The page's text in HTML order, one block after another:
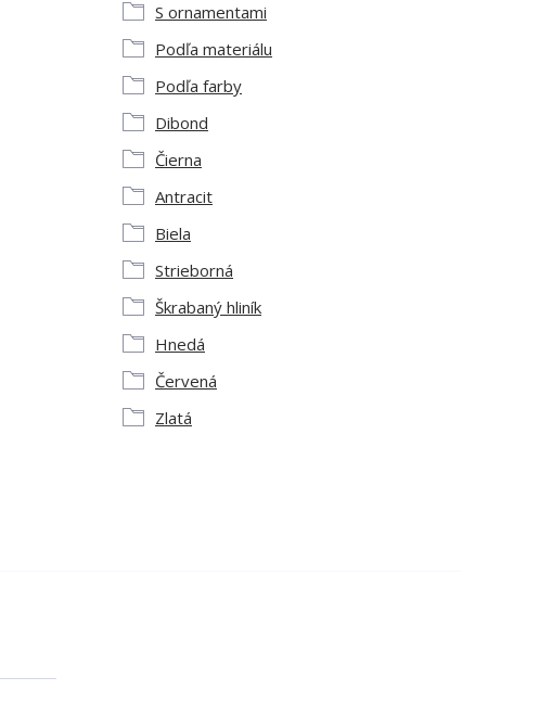
S ornamentami
Podľa materiálu
Podľa farby
Dibond
Čierna
Antracit
Biela
Strieborná
Škrabaný hliník
Hnedá
Červená
Zlatá